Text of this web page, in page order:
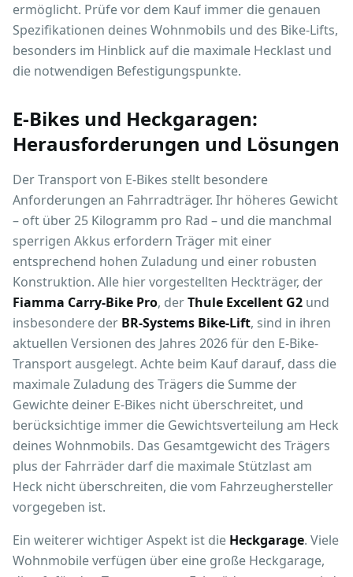
ermöglicht. Prüfe vor dem Kauf immer die genauen
Spezifikationen deines Wohnmobils und des Bike-Lifts,
besonders im Hinblick auf die maximale Hecklast und
die notwendigen Befestigungspunkte.
E-Bikes und Heckgaragen:
Herausforderungen und Lösungen
Der Transport von E-Bikes stellt besondere
Anforderungen an Fahrradträger. Ihr höheres Gewicht
– oft über 25 Kilogramm pro Rad – und die manchmal
sperrigen Akkus erfordern Träger mit einer
entsprechend hohen Zuladung und einer robusten
Konstruktion. Alle hier vorgestellten Heckträger, der
Fiamma Carry-Bike Pro, derThule Excellent G2 und
insbesondere der BR-Systems Bike-Lift, sind in ihren
aktuellen Versionen des Jahres 2026 für den E-Bike-
Transport ausgelegt. Achte beim Kauf darauf, dass die
maximale Zuladung des Trägers die Summe der
Gewichte deiner E-Bikes nicht überschreitet, und
berücksichtige immer die Gewichtsverteilung am Heck
deines Wohnmobils. Das Gesamtgewicht des Trägers
plus der Fahrräder darf die maximale Stützlast am
Heck nicht überschreiten, die vom Fahrzeughersteller
vorgegeben ist.
Ein weiterer wichtiger Aspekt ist die Heckgarage. Viele
Wohnmobile verfügen über eine große Heckgarage,